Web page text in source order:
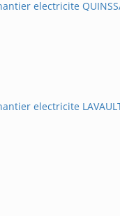
electricite
electricite